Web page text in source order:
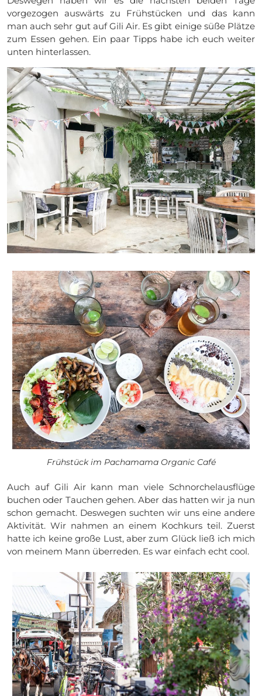
vorgezogen auswärts zu Frühstücken und das kann
man auch sehr gut auf Gili Air. Es gibt einige süße Plätze
zum Essen gehen. Ein paar Tipps habe ich euch weiter
unten hinterlassen.
Frühstück im Pachamama Organic Café
Auch auf Gili Air kann man viele Schnorchelausflüge
buchen oder Tauchen gehen. Aber das hatten wir ja nun
schon gemacht. Deswegen suchten wir uns eine andere
Aktivität. Wir nahmen an einem Kochkurs teil. Zuerst
hatte ich keine große Lust, aber zum Glück ließ ich mich
von meinem Mann überreden. Es war einfach echt cool.